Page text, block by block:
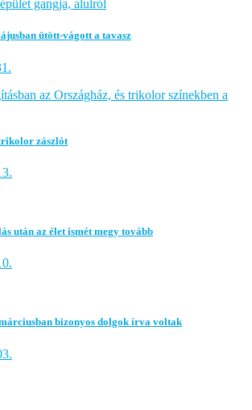
ütött-vágott a tavasz
zászlót
után az élet ismét megy tovább
bizonyos dolgok írva voltak